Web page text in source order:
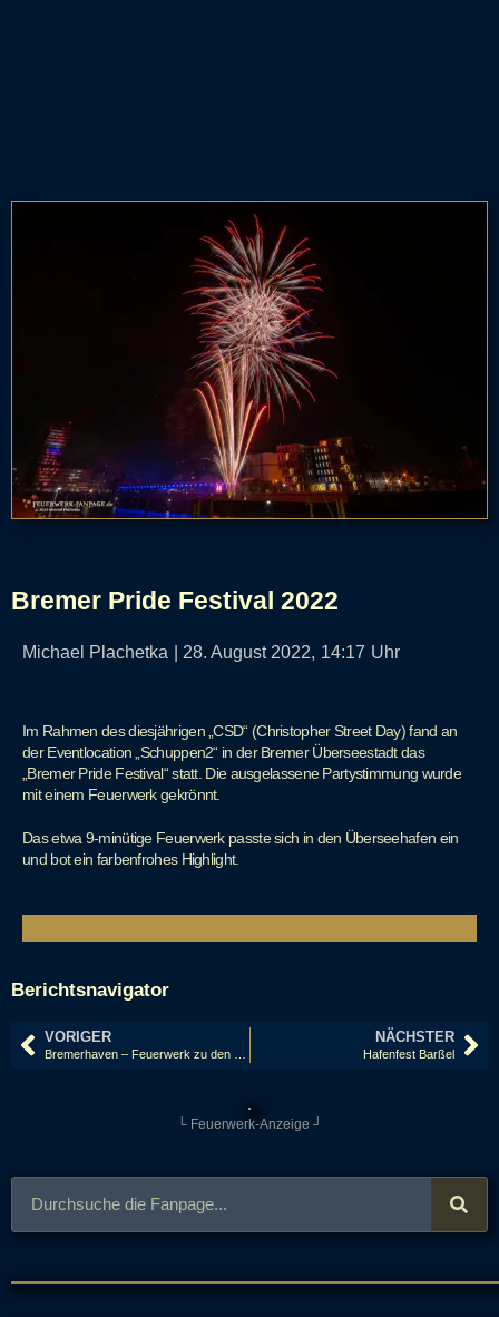
Bremer Pride Festival 2022
Michael Plachetka 28. August 2022, 14:17 Uhr
Im Rahmen des diesjährigen „CSD“ (Christopher Street Day) fand an
der Eventlocation „Schuppen2“ in der Bremer Überseestadt das
„Bremer Pride Festival“ statt. Die ausgelassene Partystimmung wurde
mit einem Feuerwerk gekrönnt.
Das etwa 9-minütige Feuerwerk passte sich in den Überseehafen ein
und bot ein farbenfrohes Highlight.
Berichtsnavigator
VORIGER NÄCHSTER
Hafenfest Barßel
└ Feuerwerk-Anzeige ┘